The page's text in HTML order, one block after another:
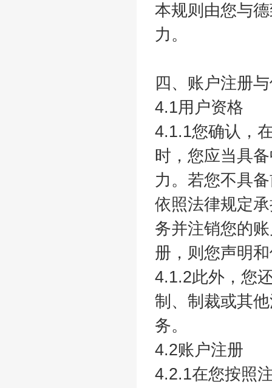
本规则由您与
力。
四、账户注册
4.1用户资格
4.1.1您确认，
时，您应当具
力。若您不具
依照法律规定
务并注销您的
册，则您声明
4.1.2此外，您
制、制裁或其
务。
4.2账户注册
4.2.1在您按照